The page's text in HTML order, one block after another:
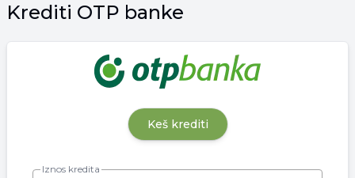
Krediti OTP banke
Keš krediti
Iznos kredita